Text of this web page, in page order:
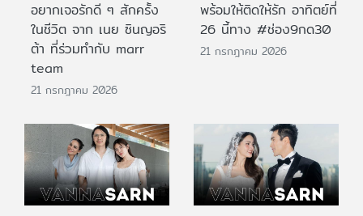
อยากเจอรักดี ๆ สักครั้ง
ในชีวิต จาก เนย ซินญอริ
ต้า ที่ร่วมทำกับ marr
team
21 กรกฎาคม 2026
พร้อมให้ติดให้รัก อาทิตย์ที่
26 นี้ทาง #ช่อง9กด30
21 กรกฎาคม 2026